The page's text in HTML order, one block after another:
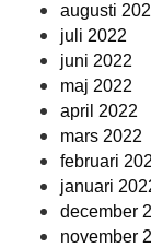
augusti
juli 2022
juni 2022
maj 2022
april 2022
mars 2022
februari
januari
december
november